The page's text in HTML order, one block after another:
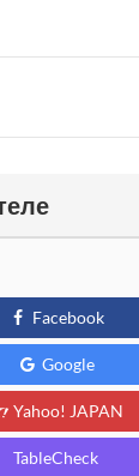
Facebook
Google
Yahoo! JAPAN
TableCheck